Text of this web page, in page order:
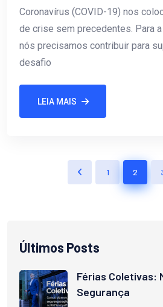
Coronavírus (COVID-19) nos
de crise sem precedentes. Para
nós precisamos contribuir para
desafio
LEIA MAIS
1 2
Últimos Posts
Férias Coletivas:
Segurança